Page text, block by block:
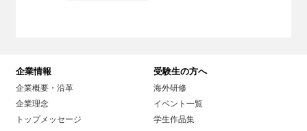
企業情報
企業概要・沿革
企業理念
トップメッセージ
受験生の方へ
海外研修
イベント一覧
学生作品集